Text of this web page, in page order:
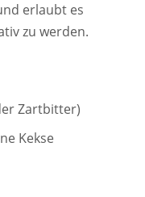
erlaubt es
zu werden.
Zartbitter)
Kekse